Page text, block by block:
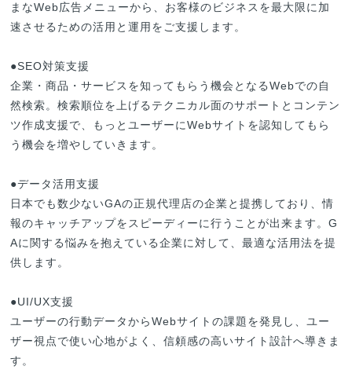
まなWeb広告メニューから、お客様のビジネスを最大限に加
速させるための活用と運用をご支援します。
●SEO対策支援
企業・商品・サービスを知ってもらう機会となるWebでの自
然検索。検索順位を上げるテクニカル面のサポートとコンテン
ツ作成支援で、もっとユーザーにWebサイトを認知してもら
う機会を増やしていきます。
●データ活用支援
日本でも数少ないGAの正規代理店の企業と提携しており、情
報のキャッチアップをスピーディーに行うことが出来ます。G
Aに関する悩みを抱えている企業に対して、最適な活用法を提
供します。
●UI/UX支援
ユーザーの行動データからWebサイトの課題を発見し、ユー
ザー視点で使い心地がよく、信頼感の高いサイト設計へ導きま
す。